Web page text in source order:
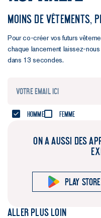
MOINS DE VÊTEMENTS,
Pour co-créer vos futurs
chaque lancement laissez-
dans 13 secondes.
Homme Femme
ON A AUSSI DES
Play store
Aller plus loin